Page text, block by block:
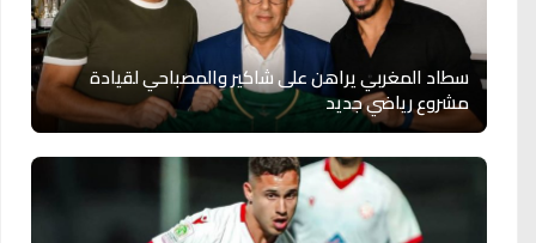
سطاد المغربي يراهن على شاكير والمصباحي لقيادة
مشروع رياضي جديد